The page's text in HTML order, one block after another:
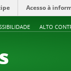
ALTO
Acesso à